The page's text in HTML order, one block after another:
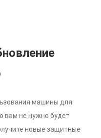
машины для
вам не нужно будет
новые защитные